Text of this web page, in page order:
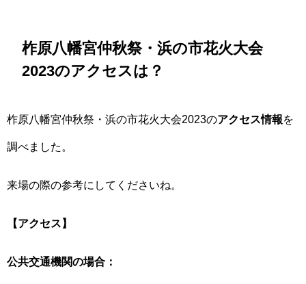
柞原八幡宮仲秋祭・浜の市花火大会
2023のアクセスは？
柞原八幡宮仲秋祭・浜の市花火大会2023のアクセス情報を
調べました。
来場の際の参考にしてくださいね。
【アクセス】
公共交通機関の場合：